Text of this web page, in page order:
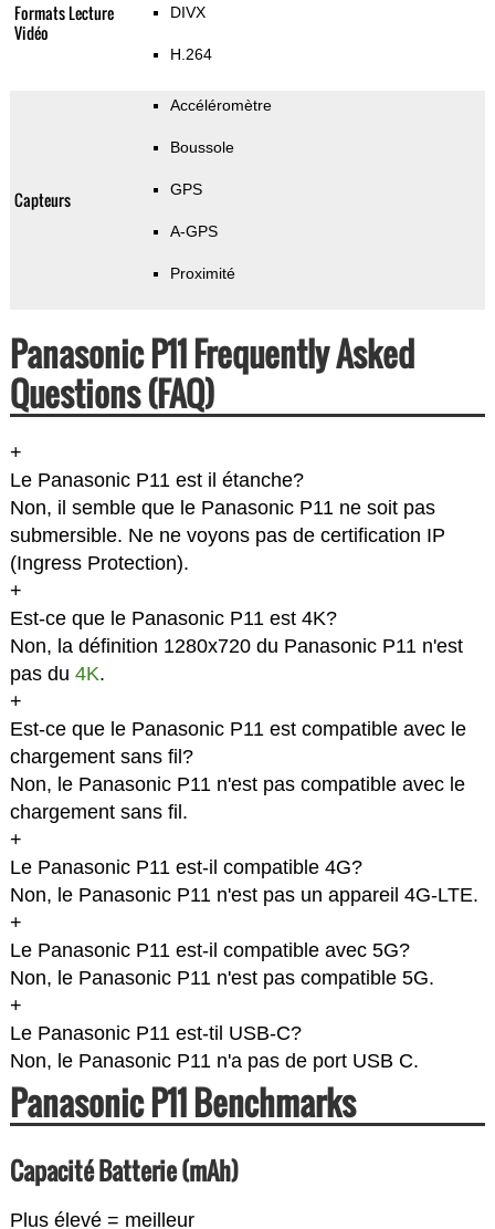
Formats Lecture
Vidéo
DIVX
H.264
Capteurs
Accéléromètre
Boussole
GPS
A-GPS
Proximité
Panasonic P11 Frequently Asked
Questions (FAQ)
+
Le Panasonic P11 est il étanche?
Non, il semble que le Panasonic P11 ne soit pas
submersible. Ne ne voyons pas de certification IP
(Ingress Protection).
+
Est-ce que le Panasonic P11 est 4K?
Non, la définition 1280x720 du Panasonic P11 n'est
pas du 4K.
+
Est-ce que le Panasonic P11 est compatible avec le
chargement sans fil?
Non, le Panasonic P11 n'est pas compatible avec le
chargement sans fil.
+
Le Panasonic P11 est-il compatible 4G?
Non, le Panasonic P11 n'est pas un appareil 4G-LTE.
+
Le Panasonic P11 est-il compatible avec 5G?
Non, le Panasonic P11 n'est pas compatible 5G.
+
Le Panasonic P11 est-til USB-C?
Non, le Panasonic P11 n'a pas de port USB C.
Panasonic P11 Benchmarks
Capacité Batterie (mAh)
Plus élevé = meilleur